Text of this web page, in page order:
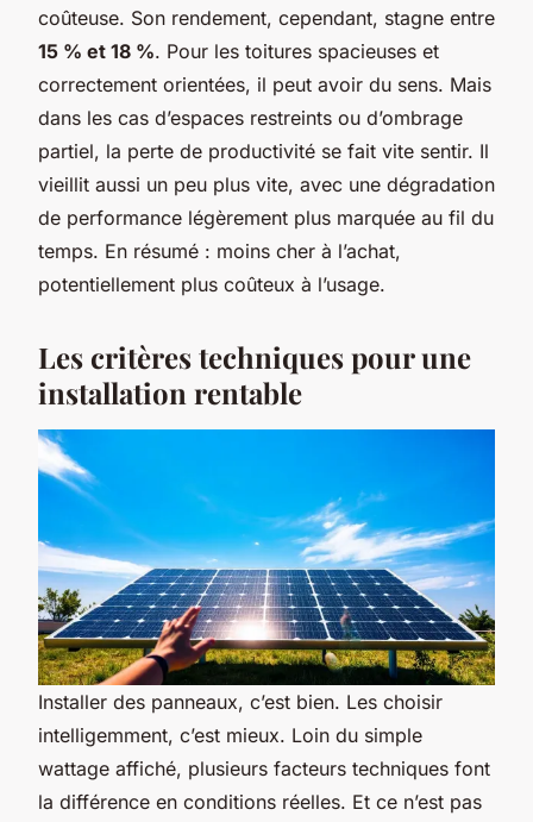
coûteuse. Son rendement, cependant, stagne entre
15 % et 18 %. Pour les toitures spacieuses et
correctement orientées, il peut avoir du sens. Mais
dans les cas d’espaces restreints ou d’ombrage
partiel, la perte de productivité se fait vite sentir. Il
vieillit aussi un peu plus vite, avec une dégradation
de performance légèrement plus marquée au fil du
temps. En résumé : moins cher à l’achat,
potentiellement plus coûteux à l’usage.
Les critères techniques pour une
installation rentable
Installer des panneaux, c’est bien. Les choisir
intelligemment, c’est mieux. Loin du simple
wattage affiché, plusieurs facteurs techniques font
la différence en conditions réelles. Et ce n’est pas